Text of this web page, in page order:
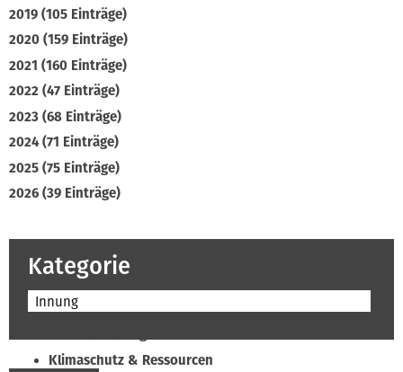
2019 (105 Einträge)
2020 (159 Einträge)
2021 (160 Einträge)
2022 (47 Einträge)
2023 (68 Einträge)
2024 (71 Einträge)
2025 (75 Einträge)
2026 (39 Einträge)
Kategorie
Innung
Klimaschutz & Ressourcen